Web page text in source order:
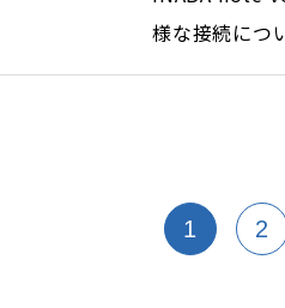
様な接続につ
ご紹介しまし
それぞれのポ
1 2